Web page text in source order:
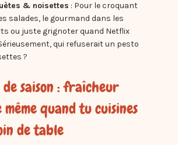
& noisettes : Pour le croquant
salades, le gourmand dans les
ou juste grignoter quand Netflix
qui refuserait un pesto
?
de saison : fraîcheur
quand tu cuisines
de table